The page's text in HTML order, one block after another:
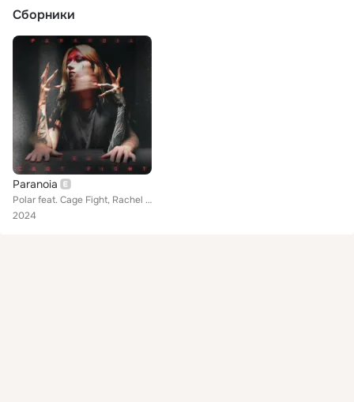
Сборники
Paranoia
Polar feat. Cage Fight, Rachel Aspe
2024